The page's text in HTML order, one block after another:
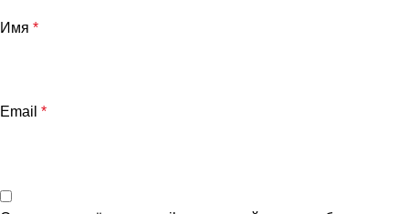
Имя *
Email *